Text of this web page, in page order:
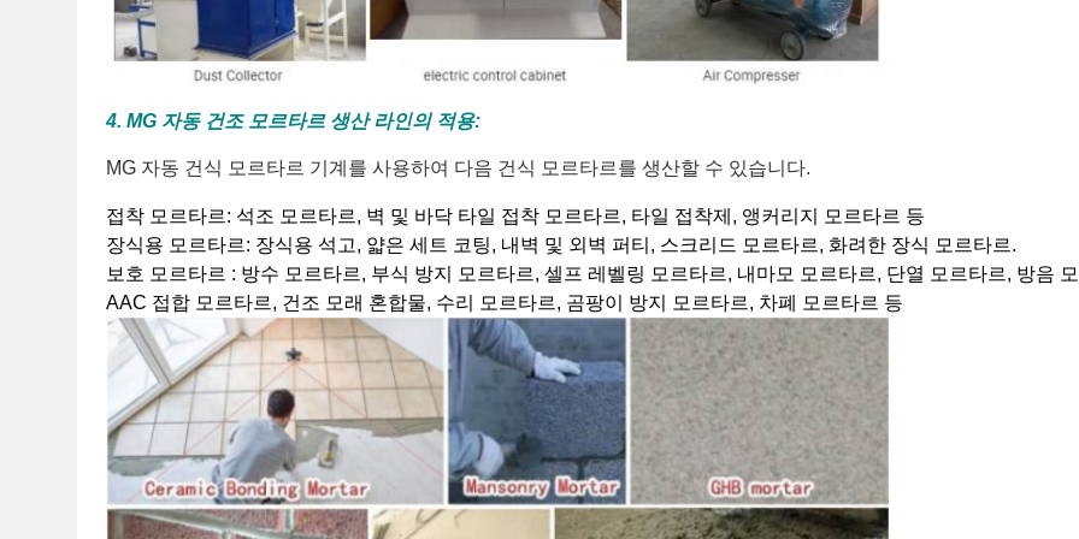
4. MG 자동 건조 모르타르 생산 라인의 적용:
MG 자동 건식 모르타르 기계를 사용하여 다음 건식 모르타르를 생산할 수 있습니다.
접착 모르타르: 석조 모르타르, 벽 및 바닥 타일 접착 모르타르, 타일 접착제, 앵커리지 모르타르 등
장식용 모르타르: 장식용 석고, 얇은 세트 코팅, 내벽 및 외벽 퍼티, 스크리드 모르타르, 화려한 장식 모르타르.
보호 모르타르 : 방수 모르타르, 부식 방지 모르타르, 셀프 레벨링 모르타르, 내마모 모르타르, 단열 모르타르, 방음
AAC 접합 모르타르, 건조 모래 혼합물, 수리 모르타르, 곰팡이 방지 모르타르, 차폐 모르타르 등